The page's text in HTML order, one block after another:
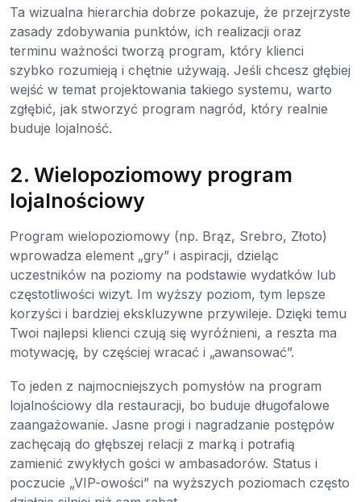
Ta wizualna hierarchia dobrze pokazuje, że przejrzyste
zasady zdobywania punktów, ich realizacji oraz
terminu ważności tworzą program, który klienci
szybko rozumieją i chętnie używają. Jeśli chcesz głębiej
wejść w temat projektowania takiego systemu, warto
zgłębić, jak stworzyć program nagród, który realnie
buduje lojalność.
2. Wielopoziomowy program
lojalnościowy
Program wielopoziomowy (np. Brąz, Srebro, Złoto)
wprowadza element „gry” i aspiracji, dzieląc
uczestników na poziomy na podstawie wydatków lub
częstotliwości wizyt. Im wyższy poziom, tym lepsze
korzyści i bardziej ekskluzywne przywileje. Dzięki temu
Twoi najlepsi klienci czują się wyróżnieni, a reszta ma
motywację, by częściej wracać i „awansować”.
To jeden z najmocniejszych pomysłów na program
lojalnościowy dla restauracji, bo buduje długofalowe
zaangażowanie. Jasne progi i nagradzanie postępów
zachęcają do głębszej relacji z marką i potrafią
zamienić zwykłych gości w ambasadorów. Status i
poczucie „VIP-owości” na wyższych poziomach często